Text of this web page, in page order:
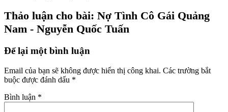
Thảo luận cho bài: Nợ Tình Cô Gái Quảng
Nam - Nguyễn Quốc Tuấn
Để lại một bình luận
Email của bạn sẽ không được hiển thị công khai. Các trường bắt
buộc được đánh dấu *
Bình luận *